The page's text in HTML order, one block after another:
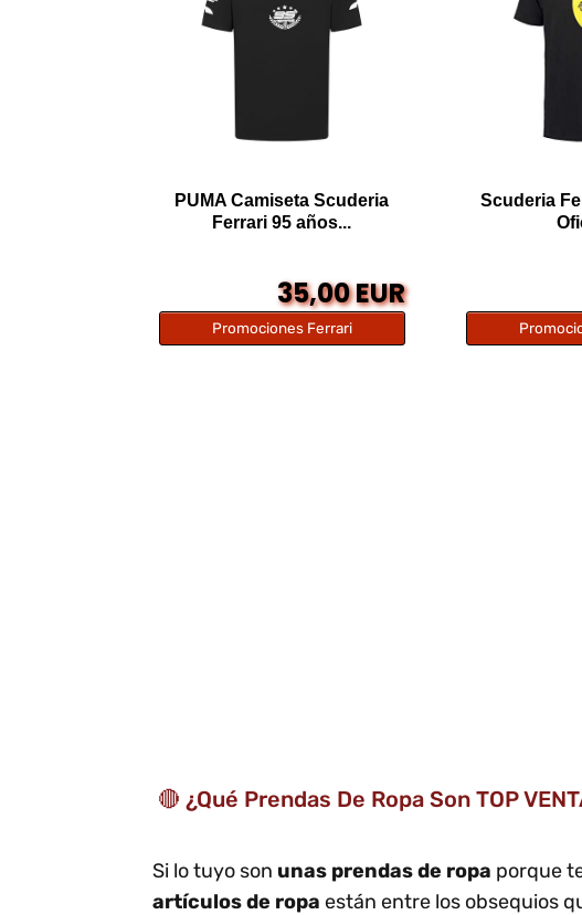
PUMA Camiseta Scuderia
Ferrari 95 años...
35,00 EUR
Promociones Ferrari
Scuderia
🔴 ¿Qué Prendas De Ropa Son TOP
Si lo tuyo son unas prendas de ropa porque
artículos de ropa están entre los obsequios